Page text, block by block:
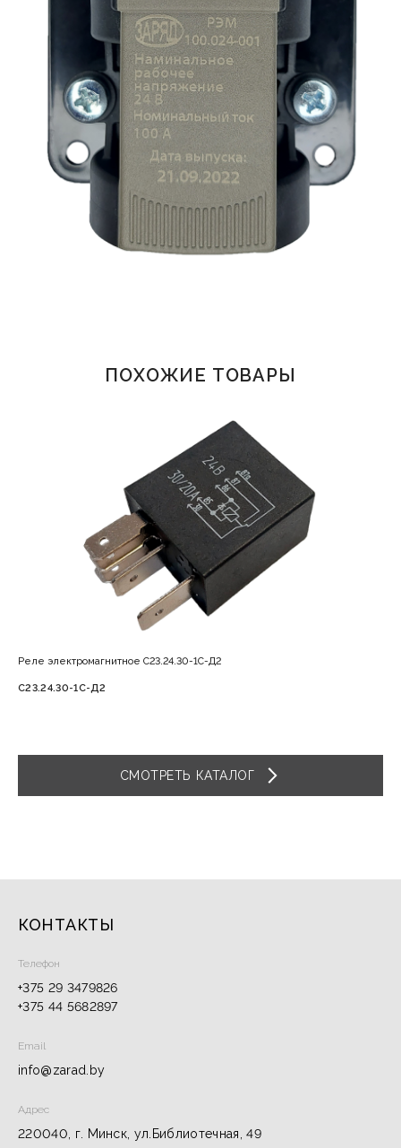
ПОХОЖИЕ ТОВАРЫ
Реле электромагнитное С23.24.30-1С-Д2
С23.24.30-1С-Д2
СМОТРЕТЬ КАТАЛОГ
КОНТАКТЫ
Телефон
+375 29 3479826
+375 44 5682897
Email
info@zarad.by
Адрес
220040, г. Минск, ул.Библиотечная, 49